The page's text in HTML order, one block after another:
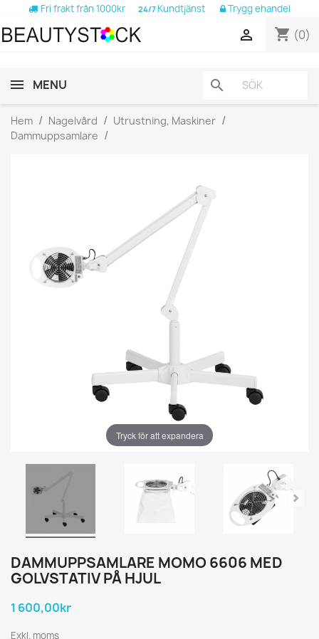
Fri frakt från 1000kr 24/7 Kundtjänst Trygg ehandel
shopping_cart (0)

MENU search
Hem Nagelvård
Utrustning, Maskiner
Dammuppsamlare
Tryck för att expandera
DAMMUPPSAMLARE MOMO 6606 MED
GOLVSTATIV PÅ HJUL
1 600,00kr
Exkl. moms